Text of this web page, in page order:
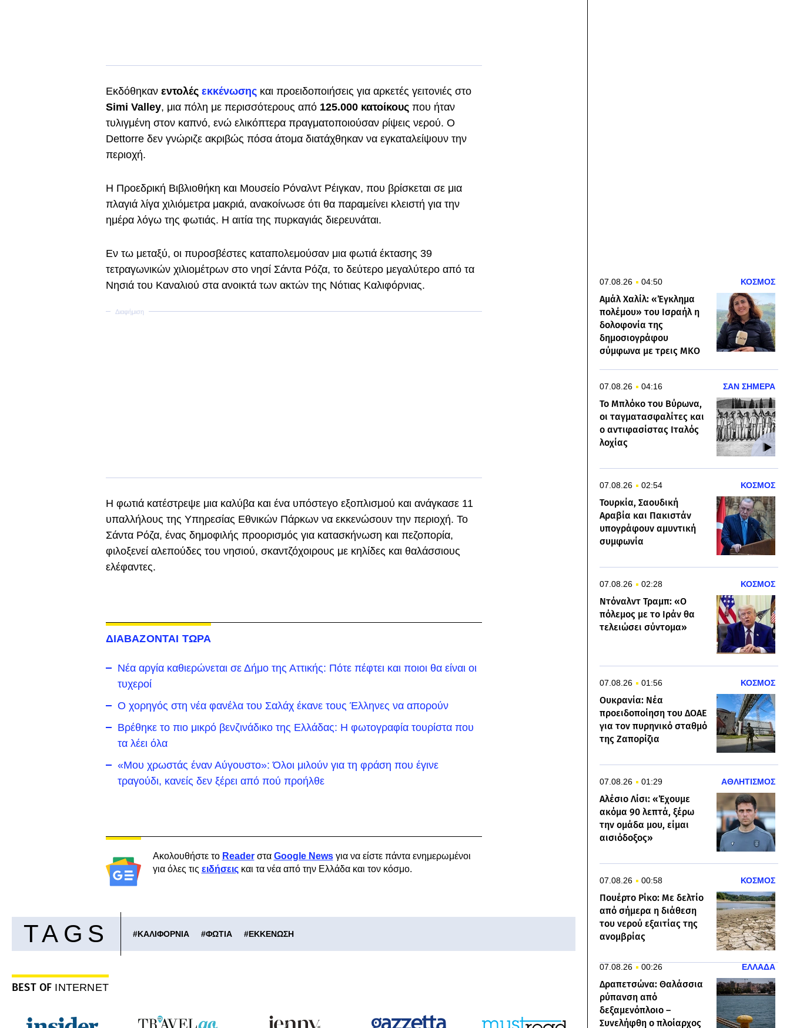
Εκδόθηκαν εντολές εκκένωσηςκαι προειδοποιήσεις για αρκετές γειτονιές στο
Simi Valley, μια πόλη με περισσότερους από 125.000 κατοίκουςπου ήταν
τυλιγμένη στον καπνό, ενώ ελικόπτερα πραγματοποιούσαν ρίψεις νερού. Ο
Dettorre δεν γνώριζε ακριβώς πόσα άτομα διατάχθηκαν να εγκαταλείψουν την
περιοχή.
Η Προεδρική Βιβλιοθήκη και Μουσείο Ρόναλντ Ρέιγκαν, που βρίσκεται σε μια
πλαγιά λίγα χιλιόμετρα μακριά, ανακοίνωσε ότι θα παραμείνει κλειστή για την
ημέρα λόγω της φωτιάς. Η αιτία της πυρκαγιάς διερευνάται.
Εν τω μεταξύ, οι πυροσβέστες καταπολεμούσαν μια φωτιά έκτασης 39
τετραγωνικών χιλιομέτρων στο νησί Σάντα Ρόζα, το δεύτερο μεγαλύτερο από τα
Νησιά του Καναλιού στα ανοικτά των ακτών της Νότιας Καλιφόρνιας.
Η φωτιά κατέστρεψε μια καλύβα και ένα υπόστεγο εξοπλισμού και ανάγκασε 11
υπαλλήλους της Υπηρεσίας Εθνικών Πάρκων να εκκενώσουν την περιοχή. Το
Σάντα Ρόζα, ένας δημοφιλής προορισμός για κατασκήνωση και πεζοπορία,
φιλοξενεί αλεπούδες του νησιού, σκαντζόχοιρους με κηλίδες και θαλάσσιους
ελέφαντες.
ΔΙΑΒΑΖΟΝΤΑΙ ΤΩΡΑ
Νέα αργία καθιερώνεται σε Δήμο της Αττικής: Πότε πέφτει και ποιοι θα είναι οι
τυχεροί
Ο χορηγός στη νέα φανέλα του Σαλάχ έκανε τους Έλληνες να απορούν
Βρέθηκε το πιο μικρό βενζινάδικο της Ελλάδας: Η φωτογραφία τουρίστα που
τα λέει όλα
«Μου χρωστάς έναν Αύγουστο»: Όλοι μιλούν για τη φράση που έγινε
τραγούδι, κανείς δεν ξέρει από πού προήλθε
Ακολουθήστε το Readerστα Google Newsγια να είστε πάντα ενημερωμένοι
για όλες τις ειδήσειςκαι τα νέα από την Ελλάδα και τον κόσμο.
TAGS #ΚΑΛΙΦΟΡΝΙΑ #ΦΩΤΙΑ #ΕΚΚΕΝΩΣΗ
BEST OF INTERNET
07.08.26 04:50 ΚΟΣΜΟΣ
Αμάλ Χαλίλ: «Έγκλημα
πολέμου» του Ισραήλ η
δολοφονία της
δημοσιογράφου
σύμφωνα με τρεις ΜΚΟ
07.08.26 04:16 ΣΑΝ ΣΗΜΕΡΑ
Το Μπλόκο του Βύρωνα,
οι ταγματασφαλίτες και
ο αντιφασίστας Ιταλός
λοχίας
07.08.26 02:54 ΚΟΣΜΟΣ
Τουρκία, Σαουδική
Αραβία και Πακιστάν
υπογράφουν αμυντική
συμφωνία
07.08.26 02:28 ΚΟΣΜΟΣ
Ντόναλντ Τραμπ: «Ο
πόλεμος με το Ιράν θα
τελειώσει σύντομα»
07.08.26 01:56 ΚΟΣΜΟΣ
Ουκρανία: Νέα
προειδοποίηση του ΔΟΑΕ
για τον πυρηνικό σταθμό
της Ζαπορίζια
07.08.26 01:29 ΑΘΛΗΤΙΣΜΟΣ
Αλέσιο Λίσι: «Έχουμε
ακόμα 90 λεπτά, ξέρω
την ομάδα μου, είμαι
αισιόδοξος»
07.08.26 00:58 ΚΟΣΜΟΣ
Πουέρτο Ρίκο: Με δελτίο
από σήμερα η διάθεση
του νερού εξαιτίας της
ανομβρίας
07.08.26 00:26 ΕΛΛΑΔΑ
Δραπετσώνα: Θαλάσσια
ρύπανση από
δεξαμενόπλοιο –
Συνελήφθη ο πλοίαρχος